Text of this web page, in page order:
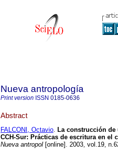
Nueva antropología
Print version ISSN 0185-0636
Abstract
FALCONI, Octavio. La construcción de
CCH-Sur: Prácticas de escritura en el
Nueva antropol [online]. 2003, vol.19,